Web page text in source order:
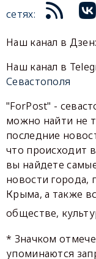
сетях:
Наш канал в Дзен:
Наш канал в
Севастополя
"ForPost" -
можно найти не
последние
что происходит
вы найдете
новости города,
Крыма, а также
обществе,
* Значком
упоминаются